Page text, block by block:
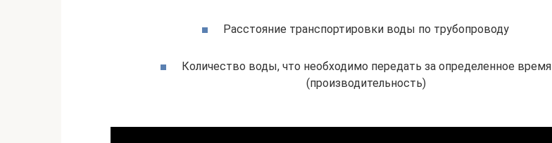
Расстояние транспортировки воды по трубопроводу
Количество воды, что необходимо передать за определенное время
(производительность)